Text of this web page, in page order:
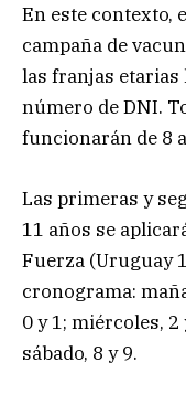
En este contexto,
campaña de
las franjas
número de DNI.
funcionarán de 8
Las primeras y
11 años se
Fuerza (Uruguay
cronograma:
0 y 1; miércoles, 2
sábado, 8 y 9.